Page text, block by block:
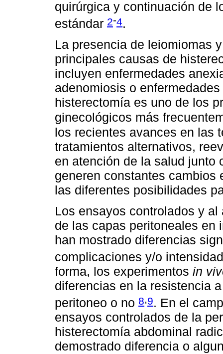
quirúrgica y continuación de
estándar 2-4.
La presencia de leiomiomas
principales causas de
incluyen enfermedades
adenomiosis o
histerectomía es uno de los
ginecológicos más
los recientes avances en las
tratamientos alternativos,
en atención de la salud junto
generen constantes cambios
las diferentes posibilidades
Los ensayos controlados y
de las capas peritoneales en
han mostrado diferencias
complicaciones y/o
forma, los experimentos in
diferencias en la resistencia
peritoneo o no 8,9. En el
ensayos controlados de la
histerectomía abdominal
demostrado diferencia o